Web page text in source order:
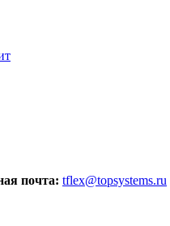
почта: tflex@topsystems.ru